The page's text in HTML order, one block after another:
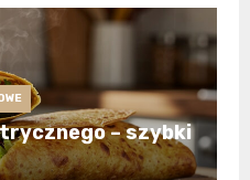
– szybki